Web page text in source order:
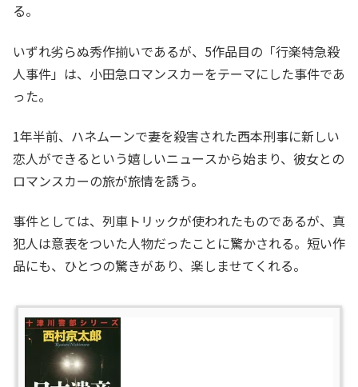
る。
いずれ劣らぬ秀作揃いであるが、5作品目の「行楽特急殺
人事件」は、小田急ロマンスカーをテーマにした事件であ
った。
1年半前、ハネムーンで妻を殺害された西本刑事に新しい
恋人ができるという嬉しいニュースから始まり、彼女との
ロマンスカーの旅が旅情を誘う。
事件としては、列車トリックが使われたものであるが、真
犯人は意表をついた人物だったことに驚かされる。短い作
品にも、ひとつの驚きがあり、楽しませてくれる。